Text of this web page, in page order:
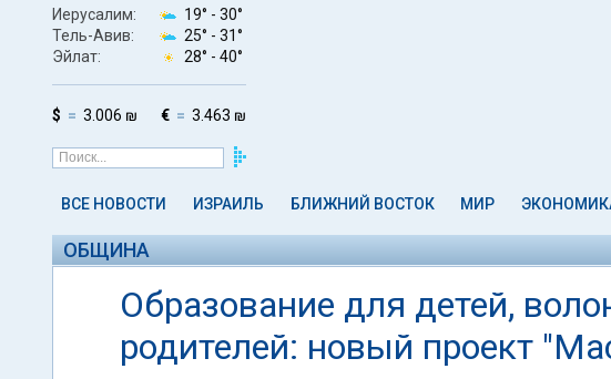
Иерусалим: 19° - 30°
Тель-Авив:
25° - 31°
Эйлат:
28° - 40°
$ 3.006 ₪ € 3.463 ₪
ВСЕ НОВОСТИ ИЗРАИЛЬ БЛИЖНИЙ ВОСТОК МИР
ОБЩИНА
Образование для детей,
родителей: новый проект